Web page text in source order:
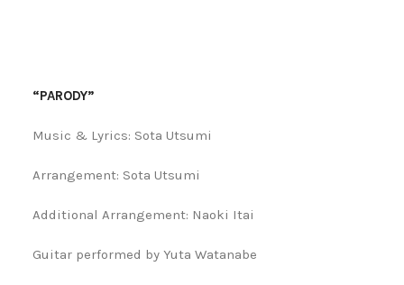
“PARODY”
Music & Lyrics: Sota Utsumi
Arrangement: Sota Utsumi
Additional Arrangement: Naoki Itai
Guitar performed by Yuta Watanabe